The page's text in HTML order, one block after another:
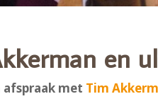
en
afspraak met Tim